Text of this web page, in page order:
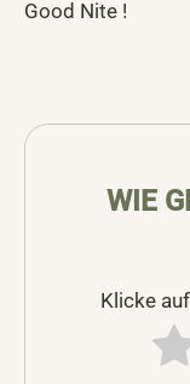
Good Nite !
WIE
Klicke